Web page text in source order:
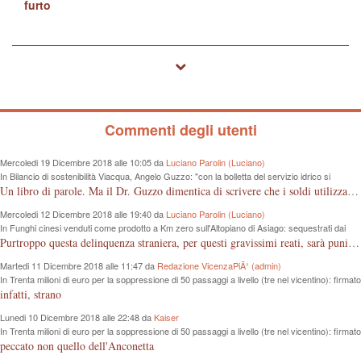
furto
Commenti degli utenti
Mercoledi 19 Dicembre 2018 alle 10:05 da Luciano Parolin (Luciano)
In Bilancio di sostenibilità Viacqua, Angelo Guzzo: "con la bolletta del servizio idrico si
proteggono i fiumi dall'inquinamento"
Un libro di parole. Ma il Dr. Guzzo dimentica di scrivere che i soldi utilizzati sono quelli dei cittadini, in questo caso consumatori, che pagano tutto dalla fognatura, alle sedi "ergonomiche", all'IVA. Almeno un grazie ai contribuenti Vicentini!
Mercoledi 12 Dicembre 2018 alle 19:40 da Luciano Parolin (Luciano)
In Funghi cinesi venduti come prodotto a Km zero sull'Altopiano di Asiago: sequestrati dai
Forestali 100 Kg da 8 mila euro
Purtroppo questa delinquenza straniera, per questi gravissimi reati, sarà punita "forse" e solo come frode commerciale. La colpa è nostra che compriamo cineserie, senza sapere leggere un marchio o controllare le etichette, loro, quelli dell'est "Europei" ci sguazzano con i nostri prodotti, vanno e vengono dal confine con la roba nostra, ma nessuno controlla...poverini ! Mala tempora currunt.
Martedi 11 Dicembre 2018 alle 11:47 da Redazione VicenzaPiÃ¹ (admin)
In Trenta milioni di euro per la soppressione di 50 passaggi a livello (tre nel vicentino): firmato
protocollo d’intesa tra Regione e Rfi
infatti, strano
Lunedi 10 Dicembre 2018 alle 22:48 daKaiser
In Trenta milioni di euro per la soppressione di 50 passaggi a livello (tre nel vicentino): firmato
protocollo d’intesa tra Regione e Rfi
peccato non quello dell'Anconetta